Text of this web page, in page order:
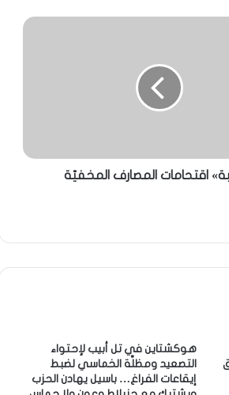
اقتحامات المصارف المخفيّة
هوكشتاين في تل أبيب لإحتواء
التصعيد ومظلَّة الخماسي لضبط
إيقاعات الفراغ… باسيل يهادن الحزب